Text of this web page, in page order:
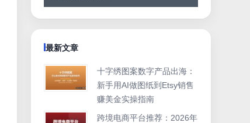
最新文章
十字绣图案数字产品出海：
新手用AI做图纸到Etsy销售
赚美金实操指南
跨境电商平台推荐：2026年